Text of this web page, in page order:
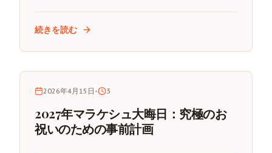
続きを読む
2026年4月15日 • 3
2027年マラケシュ大晦日：究極のお
祝いのための事前計画